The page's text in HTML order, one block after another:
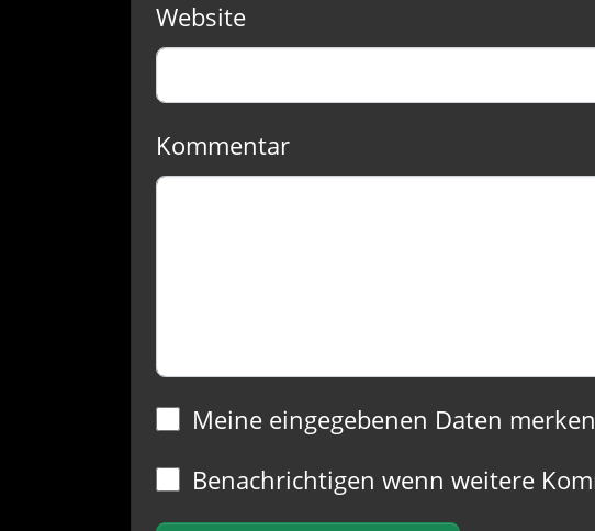
Website
Kommentar
Meine eingegebenen Daten merken
Benachrichtigen wenn weitere